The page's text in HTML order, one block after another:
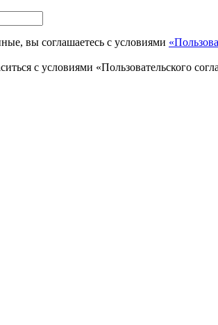
вы соглашаетесь с условиями
с условиями «Пользовательского